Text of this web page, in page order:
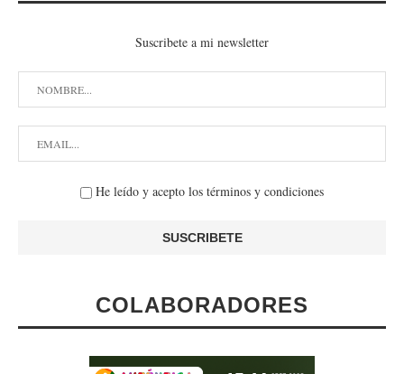
Suscribete a mi newsletter
He leído y acepto los términos y condiciones
COLABORADORES